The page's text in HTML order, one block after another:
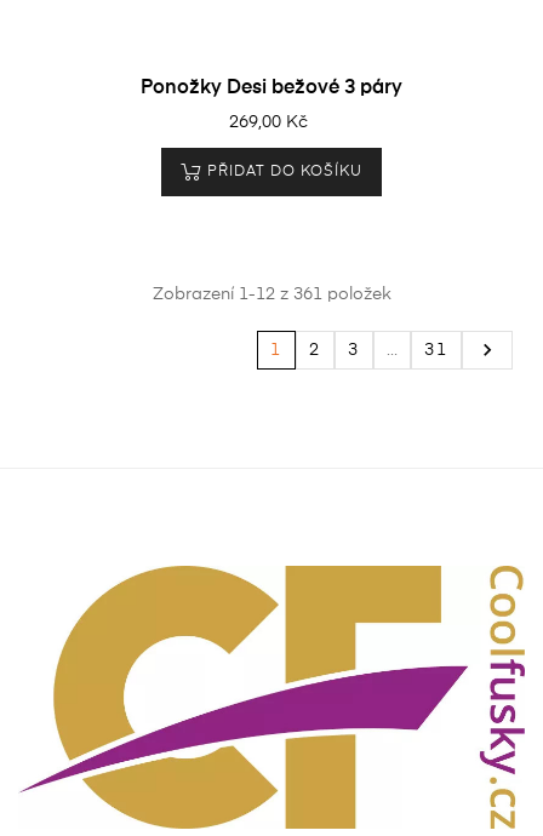
Ponožky Desi bežové 3 páry
269,00 Kč
PŘIDAT DO KOŠÍKU
Zobrazení 1-12 z 361 položek
1 2 3 … 31 